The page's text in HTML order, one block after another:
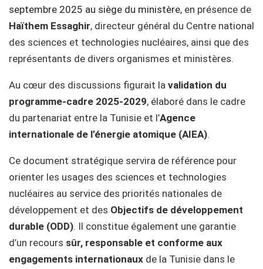
septembre 2025 au siège du ministère, en présence de
Haïthem Essaghir, directeur général du Centre national
des sciences et technologies nucléaires, ainsi que des
représentants de divers organismes et ministères.
Au cœur des discussions figurait la validation du
programme-cadre 2025-2029, élaboré dans le cadre
du partenariat entre la Tunisie et l’Agence
internationale de l’énergie atomique (AIEA).
Ce document stratégique servira de référence pour
orienter les usages des sciences et technologies
nucléaires au service des priorités nationales de
développement et des Objectifs de développement
durable (ODD). Il constitue également une garantie
d’un recours sûr, responsable et conforme aux
engagements internationaux de la Tunisie dans le